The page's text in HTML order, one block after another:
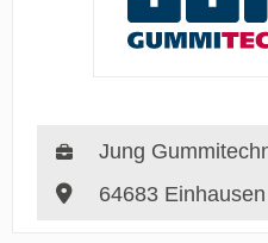
Jung
64683 Einhausen